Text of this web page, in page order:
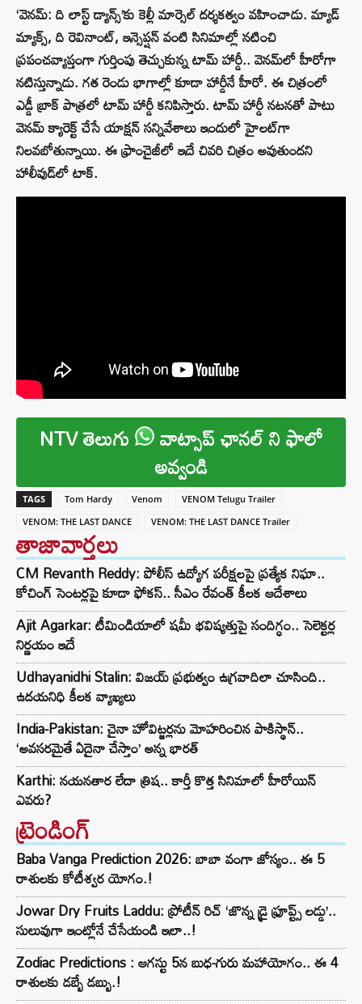
‘వెనమ్‌: ది లాస్ట్‌ డ్యాన్స్‌’కు కెల్లీ మార్సెల్‌ దర్శకత్వం వహించాడు. మ్యాడ్
మ్యాక్స్, ది రెవినాంట్, ఇన్సెప్ష‌న్ వంటి సినిమాల్లో న‌టించి
ప్ర‌పంచ‌వ్యాప్తంగా గుర్తింపు తెచ్చుకున్న టామ్ హార్డీ.. వెన‌మ్‌లో హీరోగా
నటిస్తున్నాడు. గత రెండు భాగాల్లో కూడా హార్డీనే హీరో. ఈ చిత్రంలో
ఎడ్డీ బ్రాక్‌ పాత్రలో టామ్‌ హార్డీ కనిపిస్తారు. టామ్ హార్డీ న‌ట‌న‌తో పాటు
వెనమ్ క్యారెక్ట్ చేసే యాక్షన్ స‌న్నివేశాలు ఇందులో హైల‌ట్‌గా
నిల‌వబోతున్నాయి. ఈ ఫ్రాంచైజీలో ఇదే చివరి చిత్రం అవుతుందని
హాలీవుడ్‌లో టాక్‌.
NTV తెలుగు వాట్సాప్ ఛానల్ ని ఫాలో
అవ్వండి
TAGS Tom Hardy Venom
VENOM Telugu Trailer
VENOM: THE LAST DANCE
VENOM: THE LAST DANCE Trailer
తాజావార్తలు
CM Revanth Reddy: పోలీస్ ఉద్యోగ పరీక్షలపై ప్రత్యేక నిఘా..
కోచింగ్ సెంటర్లపై కూడా ఫోకస్.. సీఎం రేవంత్ కీలక ఆదేశాలు
Ajit Agarkar: టీమిండియాలో షమీ భవిష్యత్తుపై సందిగ్ధం.. సెలెక్టర్ల
నిర్ణయం ఇదే
Udhayanidhi Stalin: విజయ్ ప్రభుత్వం ఉగ్రవాదిలా చూసింది..
ఉదయనిధి కీలక వ్యాఖ్యలు
India-Pakistan: చైనా హోవిట్జర్లను మోహరించిన పాకిస్థాన్..
‘అవసరమైతే ఏదైనా చేస్తాం’ అన్న భారత్
Karthi: నయనతార లేదా త్రిష.. కార్తీ కొత్త సినిమాలో హీరోయిన్
ఎవరు?
ట్రెండింగ్‌
Baba Vanga Prediction 2026: బాబా వంగా జోస్యం.. ఈ 5
రాశులకు కోటీశ్వర యోగం.!
Jowar Dry Fruits Laddu: ప్రోటీన్ రిచ్ ‘జొన్న డ్రై ఫ్రూప్ట్స్ లడ్డు’..
సులువుగా ఇంట్లోనే చేసేయండి ఇలా..!
Zodiac Predictions : ఆగస్టు 5న బుధ-గురు మహాయోగం.. ఈ 4
రాశులకు డబ్బే డబ్బు.!